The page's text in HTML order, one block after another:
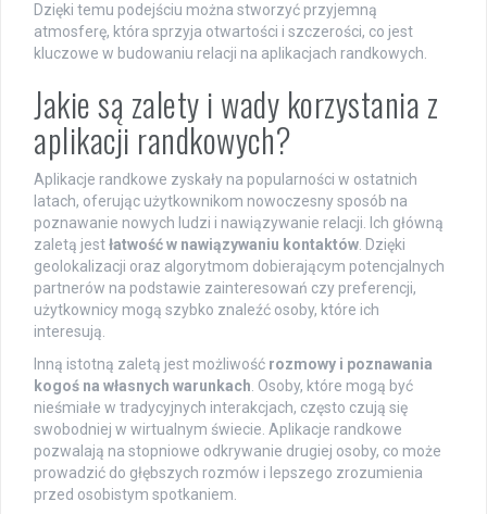
Dzięki temu podejściu można stworzyć przyjemną
atmosferę, która sprzyja otwartości i szczerości, co jest
kluczowe w budowaniu relacji na aplikacjach randkowych.
Jakie są zalety i wady korzystania z
aplikacji randkowych?
Aplikacje randkowe zyskały na popularności w ostatnich
latach, oferując użytkownikom nowoczesny sposób na
poznawanie nowych ludzi i nawiązywanie relacji. Ich główną
zaletą jestłatwość w nawiązywaniu kontaktów. Dzięki
geolokalizacji oraz algorytmom dobierającym potencjalnych
partnerów na podstawie zainteresowań czy preferencji,
użytkownicy mogą szybko znaleźć osoby, które ich
interesują.
Inną istotną zaletą jest możliwość rozmowy i poznawania
kogoś na własnych warunkach. Osoby, które mogą być
nieśmiałe w tradycyjnych interakcjach, często czują się
swobodniej w wirtualnym świecie. Aplikacje randkowe
pozwalają na stopniowe odkrywanie drugiej osoby, co może
prowadzić do głębszych rozmów i lepszego zrozumienia
przed osobistym spotkaniem.